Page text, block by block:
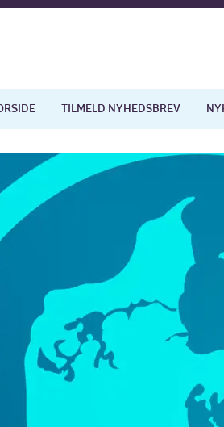
TILMELD NYHEDSBREV
økonomi